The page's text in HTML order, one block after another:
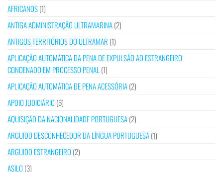
AFRICANOS(1)
ANTIGA ADMINISTRAÇÃO ULTRAMARINA(2)
ANTIGOS TERRITÓRIOS DO ULTRAMAR (1)
APLICAÇÃO AUTOMÁTICA DA PENA DE EXPULSÃO AO ESTRANGEIRO
CONDENADO EM PROCESSO PENAL (1)
APLICAÇÃO AUTOMÁTICA DE PENA ACESSÓRIA(2)
APOIO JUDICIÁRIO (6)
AQUISIÇÃO DA NACIONALIDADE PORTUGUESA(2)
ARGUIDO DESCONHECEDOR DA LÍNGUA PORTUGUESA(1)
ARGUIDO ESTRANGEIRO (2)
ASILO (3)